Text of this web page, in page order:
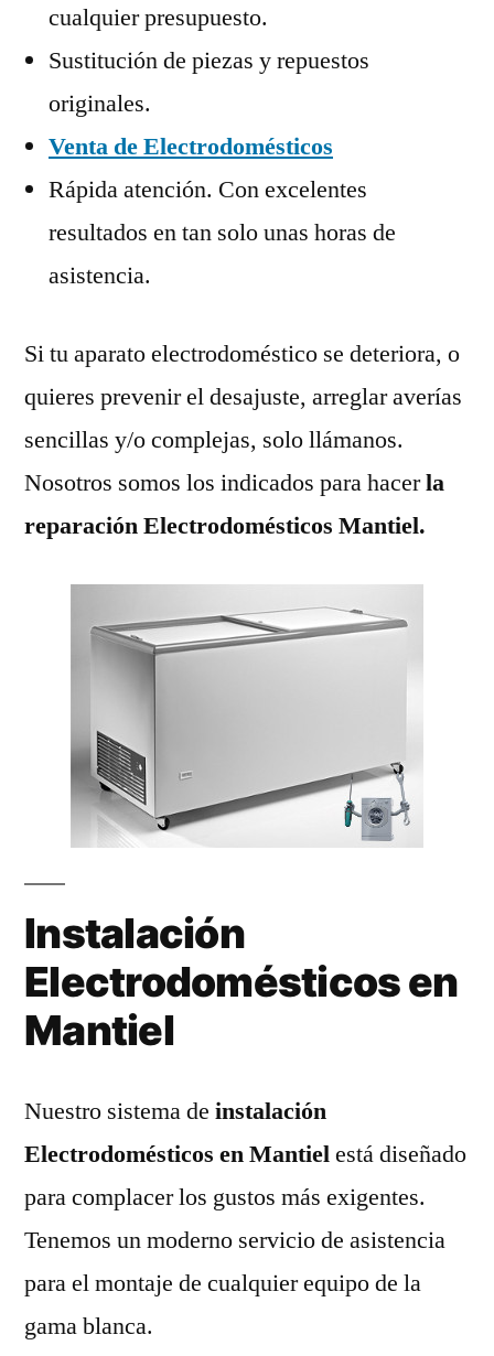
cualquier presupuesto.
Sustitución de piezas y repuestos
originales.
Venta de Electrodomésticos
Rápida atención. Con excelentes
resultados en tan solo unas horas de
asistencia.
Si tu aparato electrodoméstico se deteriora, o
quieres prevenir el desajuste, arreglar averías
sencillas y/o complejas, solo llámanos.
Nosotros somos los indicados para hacerla
reparación Electrodomésticos Mantiel.
Instalación
Electrodomésticos en
Mantiel
Nuestro sistema de instalación
Electrodomésticos en Mantielestá diseñado
para complacer los gustos más exigentes.
Tenemos un moderno servicio de asistencia
para el montaje de cualquier equipo de la
gama blanca.